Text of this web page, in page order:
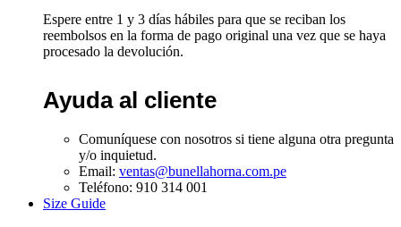
Espere entre 1 y 3 días hábiles para que se reciban los
reembolsos en la forma de pago original una vez que se haya
procesado la devolución.
Ayuda al cliente
Comuníquese con nosotros si tiene alguna otra pregunta
y/o inquietud.
Email: ventas@bunellahorna.com.pe
Teléfono: 910 314 001
Size Guide